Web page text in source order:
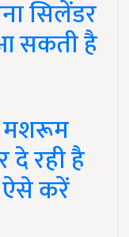
सिलेंडर
सकती है
मशरूम
दे रही है
ऐसे करें